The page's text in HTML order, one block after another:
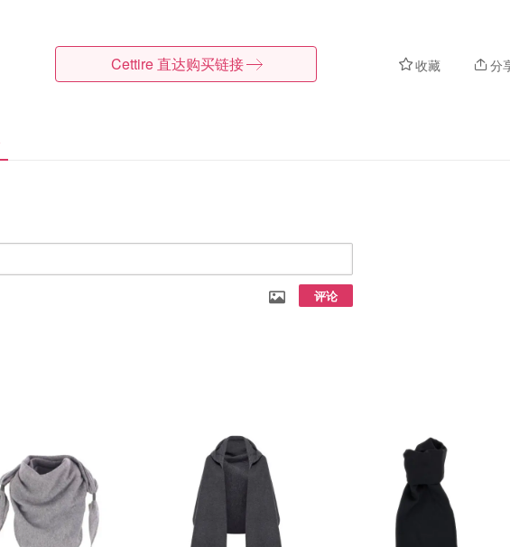
收藏 分
Cettire 直达购买链接
评论